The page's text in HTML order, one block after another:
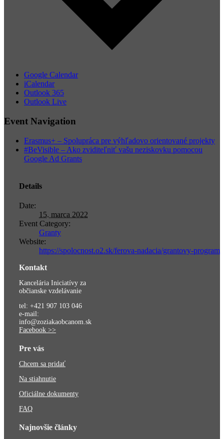
Google Calendar
iCalendar
Outlook 365
Outlook Live
Event Navigation
Erasmus+ – Spolupráca pre výhľadovo orientované projekty
#BeVisible – Ako zviditeľniť vašu neziskovku pomocou
Google Ad Grants
Details
Date:
15. marca 2022
Event Category:
Granty
Website:
https://spolocnost.o2.sk/ferova-nadacia/grantovy-program
Kontakt
Kancelária Iniciatívy za
občianske vzdelávanie
tel: +421 907 103 046
e-mail:
info@zoziakaobcanom.sk
Facebook >>
Pre vás
Chcem sa pridať
Na stiahnutie
Oficiálne dokumenty
FAQ
Najnovšie články